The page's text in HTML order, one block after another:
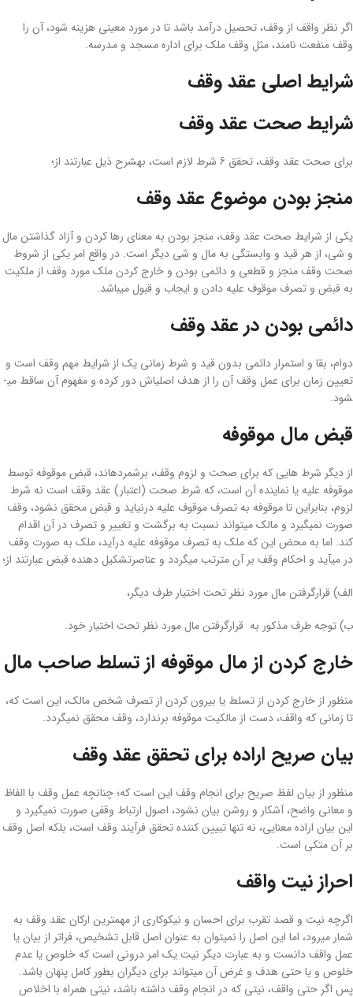
اگر نظر واقف از وقف، تحصیل درآمد باشد تا در مورد معینی هزینه شود، آن ‌را
وقف منفعت نامند، مثل وقف ملک برای اداره مسجد و مدرسه.
شرایط اصلی عقد وقف
شرایط صحت عقد وقف
برای صحت عقد وقف، تحقق 6 شرط لازم است، به­شرح ذیل عبارتند از؛
منجز بودن موضوع عقد وقف
یکی از شرایط صحت عقد وقف، منجز بودن به معنای رها کردن و آزاد گذاشتن مال
و شی، از هر قید و وابستگی به مال و شی دیگر است. در واقع امر یکی از شروط
صحت وقف منجز و قطعی و دائمی بودن و خارج کردن ملک مورد وقف از ملکیت
به قبض و تصرف موقوف علیه دادن و ایجاب و قبول می­باشد.
دائمی بودن در عقد وقف
دوام، بقا و استمرار دائمی بدون قید و شرط زمانی یک از شرایط مهم وقف است و
تعیین زمان برای عمل وقف آن را از هدف اصلی­اش دور کرده و مفهوم آن ساقط می­
شود.
قبض مال موقوفه
از دیگر شرط­ هایی که برای صحت و لزوم وقف، برشمرده­اند، قبض موقوفه توسط
موقوفه­ علیه یا نماینده آن است، که شرط صحت (اعتبار) عقد وقف است نه شرط
لزوم، بنابراین تا موقوفه به ­تصرف موقوف­ علیه درنیاید و قبض محقق نشود، وقف
صورت نمی­گیرد و مالک می­تواند نسبت به برگشت و تغییر و تصرف در آن اقدام
کند. اما به محض این که ملک به تصرف موقوفه­ علیه در­آید، ملک به­ صورت وقف
در­ می­آید و احکام وقف بر آن مترتب می­گردد و عناصرتشکیل دهنده قبض عبارتند از؛
الف) قرارگرفتن مال مورد نظر تحت اختیار طرف دیگر،
ب) توجه طرف مذکور به قرارگرفتن مال مورد نظر تحت اختیار خود.
خارج کردن از مال موقوفه از تسلط صاحب مال
منظور از خارج کردن از تسلط یا بیرون کردن از تصرف شخص مالک، این است که،
تا زمانی که واقف، دست از مالکیت موقوفه برندارد، وقف محقق نمی­گردد.
بیان صریح اراده برای تحقق عقد وقف
منظور از بیان لفظ صریح برای انجام وقف این ­است­ که؛ چنانچه عمل وقف با الفاظ
و معانی واضح، آشکار و روشن بیان نشود، اصول ارتباط وقفی صورت نمی­گیرد و
این بیان اراده معنایی، نه تنها تبیین کننده تحقق فرآیند وقف است، بلکه اصل وقف
بر آن متکی است.
احراز نیت واقف
اگرچه نیت و قصد تقرب برای احسان و نیکوکاری از مهمترین ارکان عقد وقف به
شمار می­رود، اما این اصل را نمی­توان به ­عنوان اصل قابل تشخیص، فراتر از بیان یا
عمل واقف دانست و به ­عبارت دیگر نیت یک امر درونی است که خلوص یا عدم
خلوص و یا حتی هدف و غرض آن می­تواند برای دیگران بطور کامل پنهان باشد.
پس اگر حتی واقف، نیتی که در انجام وقف داشته باشد، نیتی همراه با اخلاص